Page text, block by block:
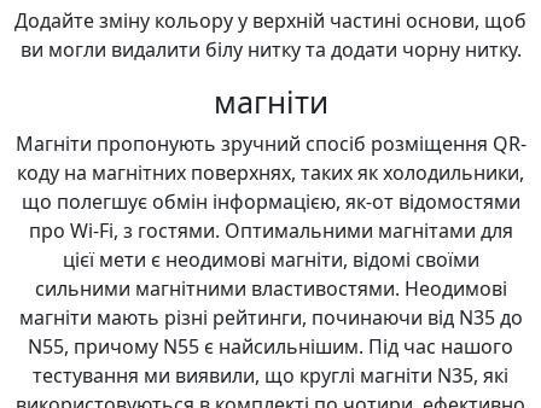
Додайте зміну кольору у верхній частині основи, щоб
ви могли видалити білу нитку та додати чорну нитку.
магніти
Магніти пропонують зручний спосіб розміщення QR-
коду на магнітних поверхнях, таких як холодильники,
що полегшує обмін інформацією, як-от відомостями
про Wi-Fi, з гостями. Оптимальними магнітами для
цієї мети є неодимові магніти, відомі своїми
сильними магнітними властивостями. Неодимові
магніти мають різні рейтинги, починаючи від N35 до
N55, причому N55 є найсильнішим. Під час нашого
тестування ми виявили, що круглі магніти N35, які